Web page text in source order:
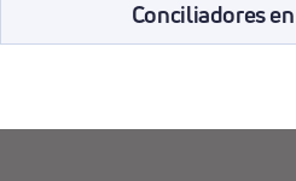
Conciliadores